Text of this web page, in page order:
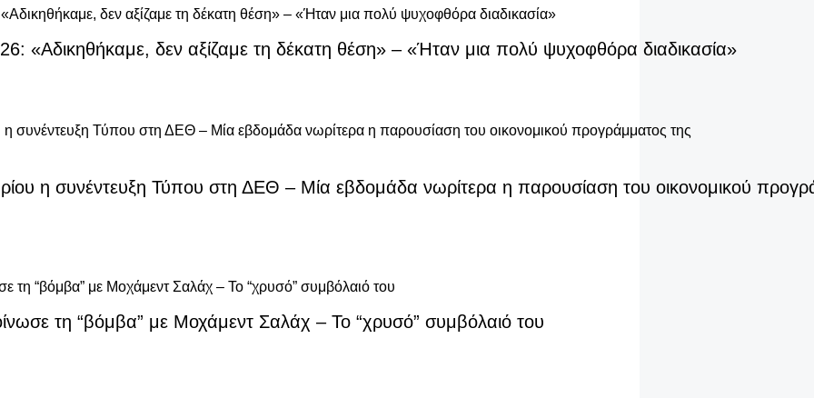
«Aδικηθήκαμε, δεν αξίζαμε τη δέκατη θέση» – «Ήταν μια πολύ ψυχοφθόρα διαδικασία»
η συνέντευξη Τύπου στη ΔΕΘ – Μία εβδομάδα νωρίτερα η παρουσίαση του οικονομικού
τη “βόμβα” με Μοχάμεντ Σαλάχ – Το “χρυσό” συμβόλαιό του